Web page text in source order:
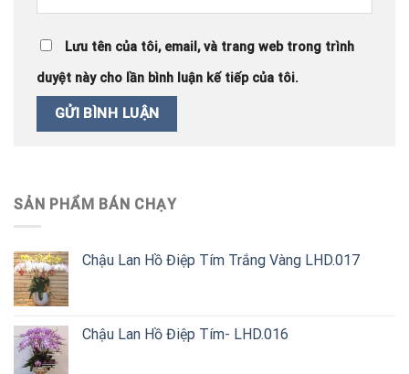
Lưu tên của tôi, email, và trang web trong trình
duyệt này cho lần bình luận kế tiếp của tôi.
SẢN PHẨM BÁN CHẠY
Chậu Lan Hồ Điệp Tím Trắng Vàng LHD.017
Chậu Lan Hồ Điệp Tím- LHD.016